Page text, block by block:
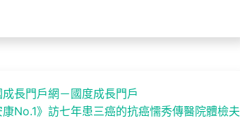
長門戶網－國度成長門戶
No.1》訪七年患三癌的抗癌懦秀傳醫院體檢夫